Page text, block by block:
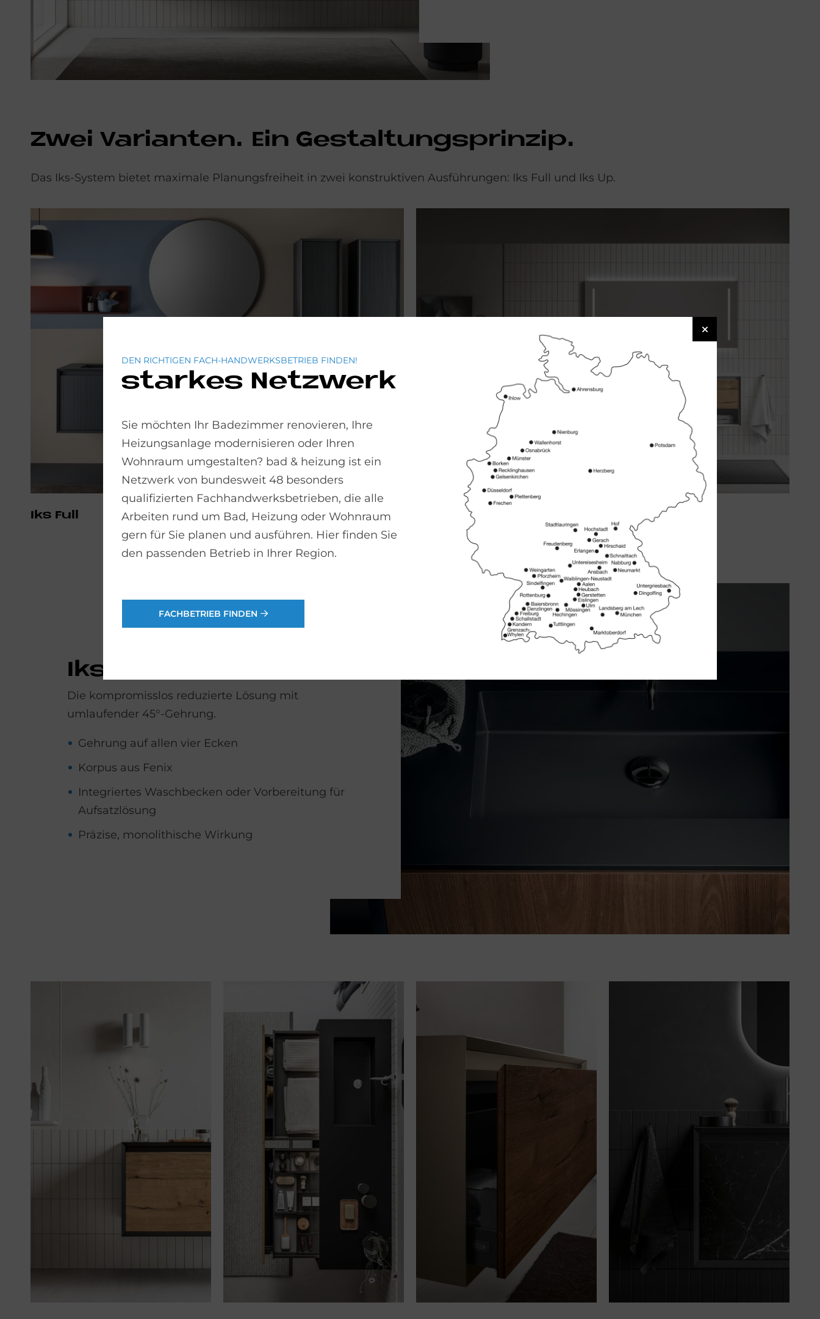
Zwei Va­ri­an­ten. Ein Ge­stal­tungs­prin­zip.
Das Iks-System bietet maximale Planungsfreiheit in zwei konstruktiven Ausführungen: Iks Full und Iks Up.
Iks Full
Iks Full
Die kompromisslos reduzierte Lösung mit
umlaufender 45°-Gehrung.
Gehrung auf allen vier Ecken
Korpus aus Fenix
Integriertes Waschbecken oder Vorbereitung für
Aufsatzlösung
Präzise, monolithische Wirkung
DEN RICHTIGEN FACH-HANDWERKSBETRIEB FINDEN!
starkes Netzwerk
Sie möchten Ihr Badezimmer renovieren, Ihre
Heizungsanlage modernisieren oder Ihren
Wohnraum umgestalten? bad & heizung ist ein
Netzwerk von bundesweit 48 besonders
qualifizierten Fachhandwerksbetrieben, die alle
Arbeiten rund um Bad, Heizung oder Wohnraum
gern für Sie planen und ausführen. Hier finden Sie
den passenden Betrieb in Ihrer Region.
FACHBETRIEB FINDEN